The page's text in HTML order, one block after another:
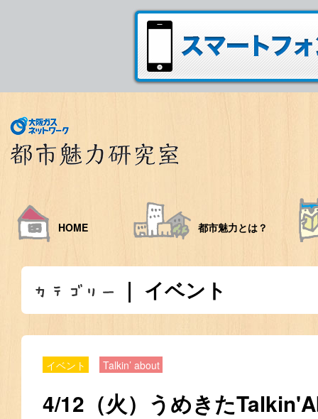
HOME 都市魅力とは？
｜ イベント
イベント Talkin’ about
4/12（火）うめきた